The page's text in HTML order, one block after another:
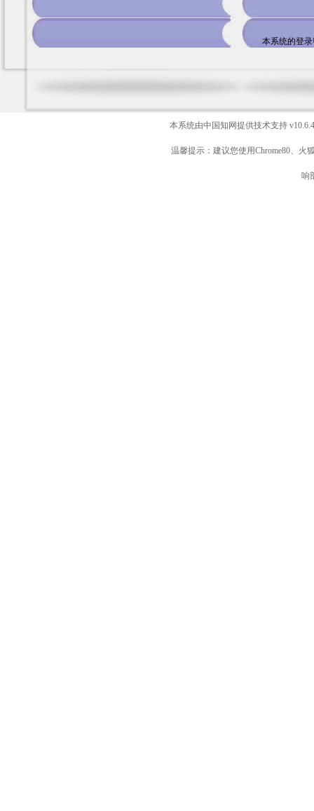
本系统的登
本系统由中国知网提供技术支持
温馨提示：建议您使用Chrome80、火
响